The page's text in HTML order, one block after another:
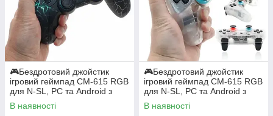
🎮Бездротовий джойстик
ігровий геймпад CM-615 RGB
для N-SL, PC та Android з
RGB підсвічуванням Чорний
В наявності
🎮Бездротовий джойстик
ігровий геймпад CM-615 RGB
для N-SL, PC та Android з
RGB підсвічуванням
Прозорий
В наявності